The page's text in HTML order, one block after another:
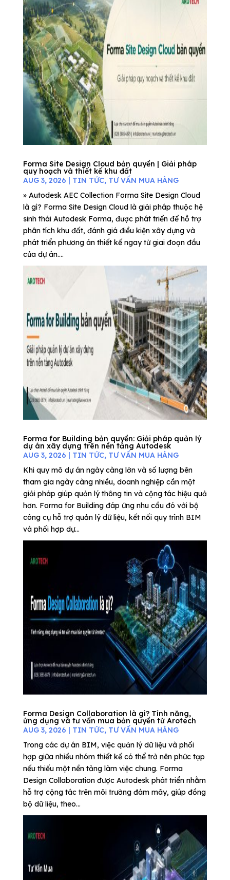
Forma Site Design Cloud bản quyền | Giải pháp
quy hoạch và thiết kế khu đất
AUG 3, 2026 | TIN TỨC, TƯ VẤN MUA HÀNG
» Autodesk AEC Collection Forma Site Design Cloud
là gì? Forma Site Design Cloud là giải pháp thuộc hệ
sinh thái Autodesk Forma, được phát triển để hỗ trợ
phân tích khu đất, đánh giá điều kiện xây dựng và
phát triển phương án thiết kế ngay từ giai đoạn đầu
của dự án....
Forma for Building bản quyền: Giải pháp quản lý
dự án xây dựng trên nền tảng Autodesk
AUG 3, 2026 | TIN TỨC, TƯ VẤN MUA HÀNG
Khi quy mô dự án ngày càng lớn và số lượng bên
tham gia ngày càng nhiều, doanh nghiệp cần một
giải pháp giúp quản lý thông tin và cộng tác hiệu quả
hơn. Forma for Building đáp ứng nhu cầu đó với bộ
công cụ hỗ trợ quản lý dữ liệu, kết nối quy trình BIM
và phối hợp dự...
Forma Design Collaboration là gì? Tính năng,
ứng dụng và tư vấn mua bản quyền từ Arotech
AUG 3, 2026 | TIN TỨC, TƯ VẤN MUA HÀNG
Trong các dự án BIM, việc quản lý dữ liệu và phối
hợp giữa nhiều nhóm thiết kế có thể trở nên phức tạp
nếu thiếu một nền tảng làm việc chung. Forma
Design Collaboration được Autodesk phát triển nhằm
hỗ trợ cộng tác trên môi trường đám mây, giúp đồng
bộ dữ liệu, theo...